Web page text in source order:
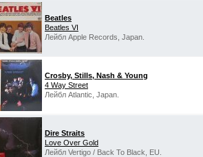
Beatles
Beatles VI
Лейбл Apple Records, Japan.
Crosby, Stills, Nash & Young
4 Way Street
Лейбл Atlantic, Japan.
Dire Straits
Love Over Gold
Лейбл Vertigo / Back To Black, EU.